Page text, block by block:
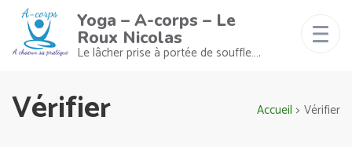
Yoga – A-corps – Le
Roux Nicolas
Le lâcher prise à portée de souffle….
Vérifier Accueil > Vérifier